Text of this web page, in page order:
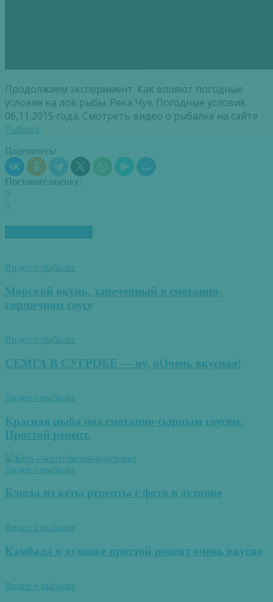
Продолжаем эксперимент. Как влияют погодные
условия на лов рыбы. Река Чуя. Погодные условия.
06,11,2015 года. Смотреть видео о рыбалке на сайте
Рыбхоз.
Поделитесь:
Поставьте оценку:
Видео о рыбалке
Морской окунь, запеченный в сметанно-
горчичном соусе
Видео о рыбалке
СЕМГА В СУГРОБЕ — ну, оОчень вкусная!
Видео о рыбалке
Красная рыба под сметанно-сырным соусом.
Простой рецепт.
Видео о рыбалке
Блюда из кеты рецепты с фото в духовке
Видео о рыбалке
Камбала в духовке простой рецепт очень вкусно
Видео о рыбалке